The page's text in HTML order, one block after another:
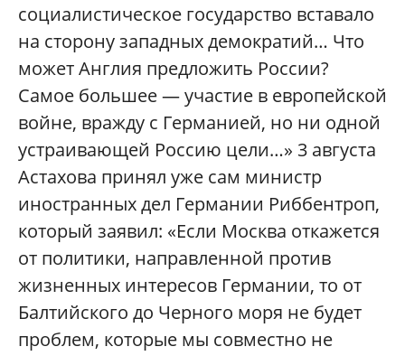
социалистическое государство вставало
на сторону западных демократий… Что
может Англия предложить России?
Самое большее — участие в европейской
войне, вражду с Германией, но ни одной
устраивающей Россию цели…» 3 августа
Астахова принял уже сам министр
иностранных дел Германии Риббентроп,
который заявил: «Если Москва откажется
от политики, направленной против
жизненных интересов Германии, то от
Балтийского до Черного моря не будет
проблем, которые мы совместно не